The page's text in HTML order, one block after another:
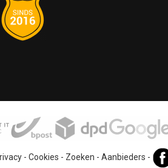
- Cookies - Zoeken - Aanbieders -